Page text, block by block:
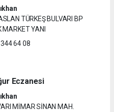
TÜRKEŞ BULVARI BP
MARKET YANI
64 08
Eczanesi
MİMAR SİNAN MAH.